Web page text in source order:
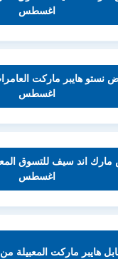
اغسطس
اغسطس
اغسطس
ماركت المعبيلة من 6 حتى 9 اغسطس